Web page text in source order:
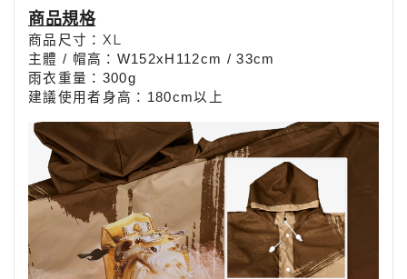
商品規格
商品尺寸：XL
主體 / 帽高 ： W152xH112cm / 33cm
雨衣重量：300g
建議使用者身高：180cm以上